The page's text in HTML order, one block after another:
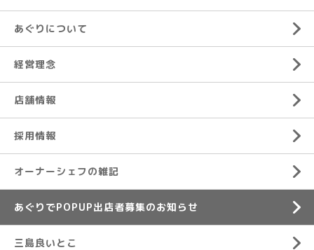
あぐりについて
経営理念
店舗情報
採用情報
オーナーシェフの雑記
あぐりでPOPUP出店者募集のお知らせ
三島良いとこ